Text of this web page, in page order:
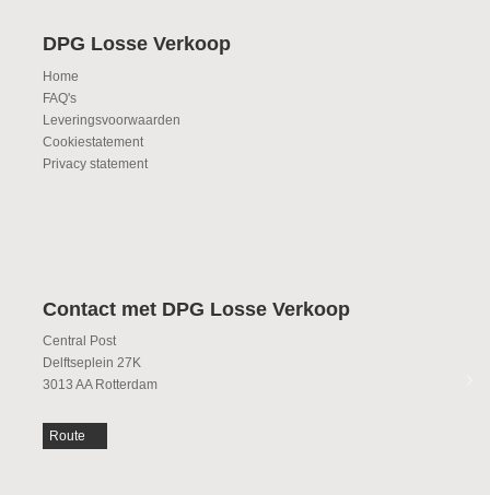
DPG Losse Verkoop
Home
FAQ's
Leveringsvoorwaarden
Cookiestatement
Privacy statement
Contact met DPG Losse Verkoop
Central Post
Delftseplein 27K
3013 AA Rotterdam
Route